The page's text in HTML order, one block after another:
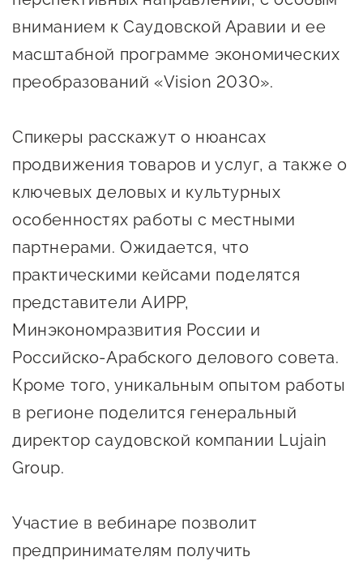
Образовательная поддержка
Поддержка креативного и
инновационно-
технологического
Поддержка социальных
предпринимателей
Поддержка экспортеров
Финансовая поддержка
давления
Центры поддержки
Центр информационно-
консультационного
Поддержка центра
Онлайн-витрина
программ и молодежного
предпринимательства
вниманием к Саудовской Аравии и ее
масштабной программе экономических
преобразований «Vision 2030».
Спикеры расскажут о нюансах
продвижения товаров и услуг, а также о
ключевых деловых и культурных
особенностях работы с местными
партнерами. Ожидается, что
практическими кейсами поделятся
представители АИРР,
Минэкономразвития России и
Российско-Арабского делового совета.
Кроме того, уникальным опытом работы
в регионе поделится генеральный
директор саудовской компании Lujain
Group.
Участие в вебинаре позволит
предпринимателям получить